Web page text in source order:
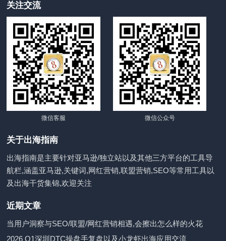
关注交流
微信客服 微信公众号
关于出海指南
出海指南是主要针对亚马逊/独立站以及其他三方平台的工具导
航栏,涵盖亚马逊,关键词,网红营销,联盟营销,SEO等常用工具以
及出海干货集锦,欢迎关注
近期文章
当用户洞察与SEO/联盟/网红营销相遇,会擦出怎么样的火花
2026 Q1深圳DTC操盘手复盘以及小龙虾出海应用交流